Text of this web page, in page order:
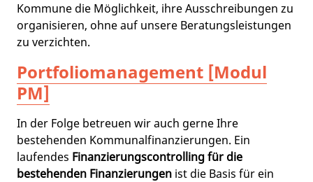
Kommune die Möglichkeit, ihre Ausschreibungen zu
organisieren, ohne auf unsere Beratungsleistungen
zu verzichten.
Portfoliomanagement [Modul
PM]
In der Folge betreuen wir auch gerne Ihre
bestehenden Kommunalfinanzierungen. Ein
laufendes Finanzierungscontrolling für die
bestehenden Finanzierungen ist die Basis für ein